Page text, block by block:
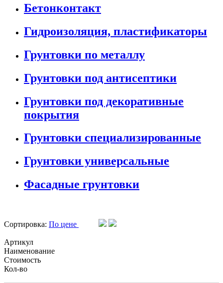
Бетонконтакт
Гидроизоляция, пластификаторы
Грунтовки по металлу
Грунтовки под антисептики
Грунтовки под декоративные
покрытия
Грунтовки специализированные
Грунтовки универсальные
Фасадные грунтовки
Сортировка: По цене
Артикул
Наименование
Стоимость
Кол-во